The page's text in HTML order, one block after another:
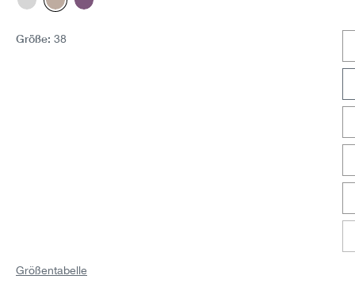
GrauCamel-Melange
Purple
Größe: 38
Größentabelle